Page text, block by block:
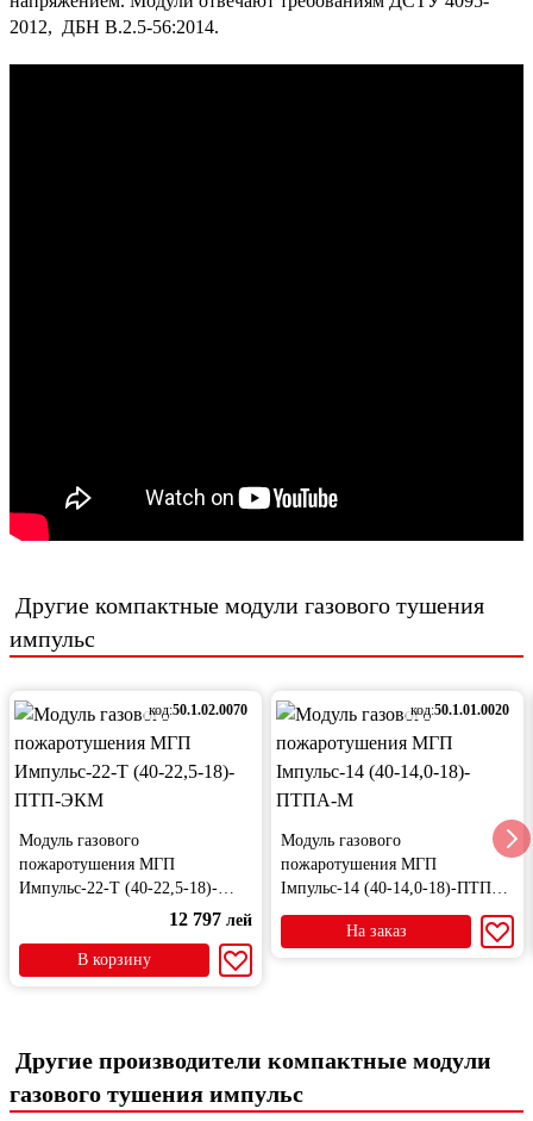
2012, ДБН В.2.5-56:2014.
Другие компактные модули газового тушения
импульс
код:50.1.02.0070
Модуль газового
пожаротушения МГП
Импульс-22-Т (40-22,5-18)-
12 797 лей
В корзину
код:50.1.01.0020
Модуль газового
пожаротушения МГП
Імпульс-14 (40-14,0-18)-ПТПА-
М
На заказ
Другие производители компактные модули
газового тушения импульс